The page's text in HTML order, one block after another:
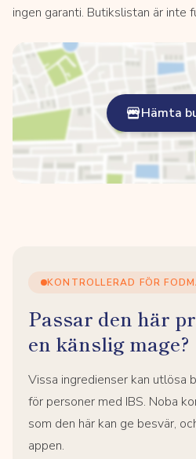
ingen garanti. Butikslistan är inte
Hämta
KONTROLLERAD FÖR
Passar den här
en känslig mage?
Vissa ingredienser kan utlösa
för personer med IBS. Noba
som den här kan ge besvär,
appen.